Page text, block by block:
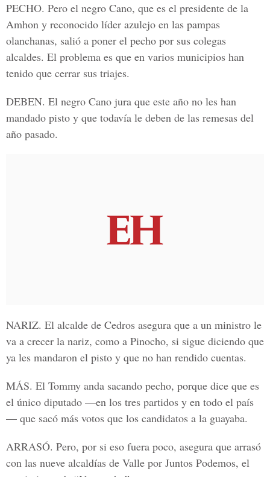
PECHO. Pero el negro Cano, que es el presidente de la
Amhon y reconocido líder azulejo en las pampas
olanchanas, salió a poner el pecho por sus colegas
alcaldes. El problema es que en varios municipios han
tenido que cerrar sus triajes.
DEBEN. El negro Cano jura que este año no les han
mandado pisto y que todavía le deben de las remesas del
año pasado.
NARIZ. El alcalde de Cedros asegura que a un ministro le
va a crecer la nariz, como a Pinocho, si sigue diciendo que
ya les mandaron el pisto y que no han rendido cuentas.
MÁS. El Tommy anda sacando pecho, porque dice que es
el único diputado —en los tres partidos y en todo el país
— que sacó más votos que los candidatos a la guayaba.
ARRASÓ. Pero, por si eso fuera poco, asegura que arrasó
con las nueve alcaldías de Valle por Juntos Podemos, el